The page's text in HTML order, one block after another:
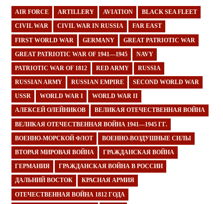
AIR FORCE ARTILLERY AVIATION BLACK SEA FLEET
CIVIL WAR CIVIL WAR IN RUSSIA FAR EAST
FIRST WORLD WAR GERMANY GREAT PATRIOTIC WAR
GREAT PATRIOTIC WAR OF 1941—1945 NAVY
PATRIOTIC WAR OF 1812 RED ARMY RUSSIA
RUSSIAN ARMY RUSSIAN EMPIRE SECOND WORLD WAR
USSR WORLD WAR I WORLD WAR II
АЛЕКСЕЙ ОЛЕЙНИКОВ ВЕЛИКАЯ ОТЕЧЕСТВЕННАЯ ВОЙНА
ВЕЛИКАЯ ОТЕЧЕСТВЕННАЯ ВОЙНА 1941—1945 ГГ.
ВОЕННО-МОРСКОЙ ФЛОТ ВОЕННО-ВОЗДУШНЫЕ СИЛЫ
ВТОРАЯ МИРОВАЯ ВОЙНА ГРАЖДАНСКАЯ ВОЙНА
ГЕРМАНИЯ ГРАЖДАНСКАЯ ВОЙНА В РОССИИ
ДАЛЬНИЙ ВОСТОК КРАСНАЯ АРМИЯ
ОТЕЧЕСТВЕННАЯ ВОЙНА 1812 ГОДА